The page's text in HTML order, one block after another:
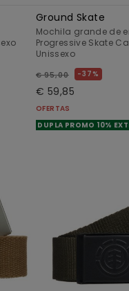
Ground Skate
Mochila grande de
Progressive Skate
Unissexo
€ 95,00 37%
€ 59,85
OFERTAS
DUPLA PROMO 10%